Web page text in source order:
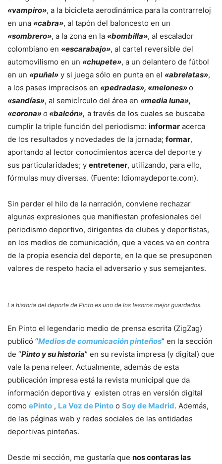
«vampiro», a la bicicleta aerodinámica para la contrarreloj
en una «cabra», al tapón del baloncesto en un
«sombrero», a la zona en la «bombilla», al escalador
colombiano en «escarabajo», al cartel reversible del
automovilismo en un «chupete», a un delantero de fútbol
en un «puñal» y si juega sólo en punta en el «abrelatas»,
a los pases imprecisos en «pedradas», «melones»o
«sandías», al semicírculo del área en «media luna»,
«corona»o «balcón», a través de los cuales se buscaba
cumplir la triple función del periodismo: informar acerca
de los resultados y novedades de la jornada; formar,
aportando al lector conocimientos acerca del deporte y
sus particularidades; y entretener, utilizando, para ello,
fórmulas muy diversas. (Fuente: Idiomaydeporte.com).
Sin perder el hilo de la narración, conviene rechazar
algunas expresiones que manifiestan profesionales del
periodismo deportivo, dirigentes de clubes y deportistas,
en los medios de comunicación, que a veces va en contra
de la propia esencia del deporte, en la que se presuponen
valores de respeto hacia el adversario y sus semejantes.
La historia del deporte de Pinto es uno de los tesoros mejor guardados.
En Pinto el legendario medio de prensa escrita (ZigZag)
publicó “Medios de comunicación pinteños” en la sección
de “Pinto y su historia” en su revista impresa (y digital) que
vale la pena releer. Actualmente, además de esta
publicación impresa está la revista municipal que da
información deportiva y existen otras en versión digital
como ePinto , La Voz de Pinto o Soy de Madrid. Además,
de las páginas web y redes sociales de las entidades
deportivas pinteñas.
Desde mi sección, me gustaría que nos contaras las